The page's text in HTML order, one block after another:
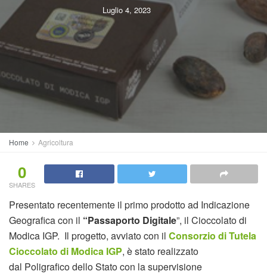
Luglio 4, 2023
Home Agricoltura
0
SHARES
Presentato recentemente il primo prodotto ad Indicazione
Geografica con il “Passaporto Digitale”, il Cioccolato di
Modica IGP. Il progetto, avviato con il Consorzio di Tutela
Cioccolato di Modica IGP, è stato realizzato
dal Poligrafico dello Stato con la supervisione